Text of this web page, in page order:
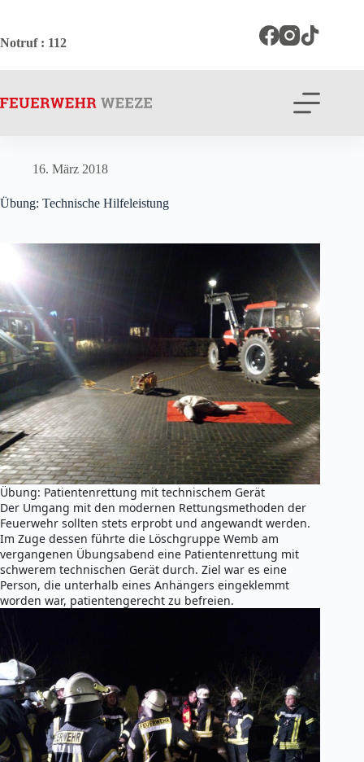
springen
Notruf: 112
16. März 2018
Übung: Technische Hilfeleistung
Übung: Patientenrettung mit technischem Gerät
Der Umgang mit den modernen Rettungsmethoden der
Feuerwehr sollten stets erprobt und angewandt werden.
Im Zuge dessen führte die Löschgruppe Wemb am
vergangenen Übungsabend eine Patientenrettung mit
schwerem technischen Gerät durch. Ziel war es eine
Person, die unterhalb eines Anhängers eingeklemmt
worden war, patientengerecht zu befreien.